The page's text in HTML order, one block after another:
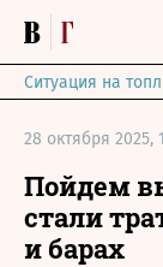
Ситуация на
28 октября 2025,
Пойдем
стали
и барах